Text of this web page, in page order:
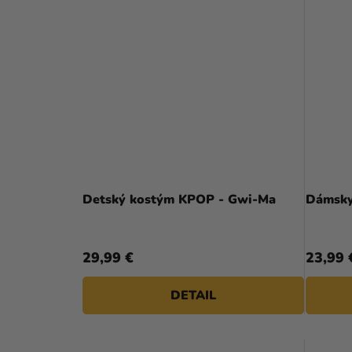
Detský kostým KPOP - Gwi-Ma
29,99 €
DETAIL
23,99